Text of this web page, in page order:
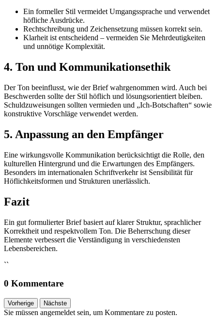
Ein formeller Stil vermeidet Umgangssprache und verwendet
höfliche Ausdrücke.
Rechtschreibung und Zeichensetzung müssen korrekt sein.
Klarheit ist entscheidend – vermeiden Sie Mehrdeutigkeiten
und unnötige Komplexität.
4. Ton und Kommunikationsethik
Der Ton beeinflusst, wie der Brief wahrgenommen wird. Auch bei
Beschwerden sollte der Stil höflich und lösungsorientiert bleiben.
Schuldzuweisungen sollten vermieden und „Ich-Botschaften“ sowie
konstruktive Vorschläge verwendet werden.
5. Anpassung an den Empfänger
Eine wirkungsvolle Kommunikation berücksichtigt die Rolle, den
kulturellen Hintergrund und die Erwartungen des Empfängers.
Besonders im internationalen Schriftverkehr ist Sensibilität für
Höflichkeitsformen und Strukturen unerlässlich.
Fazit
Ein gut formulierter Brief basiert auf klarer Struktur, sprachlicher
Korrektheit und respektvollem Ton. Die Beherrschung dieser
Elemente verbessert die Verständigung in verschiedensten
Lebensbereichen.
``
0 Kommentare
Vorherige Nächste
Sie müssen angemeldet sein, um Kommentare zu posten.